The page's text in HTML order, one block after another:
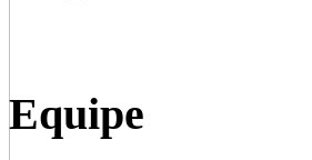
Equipe